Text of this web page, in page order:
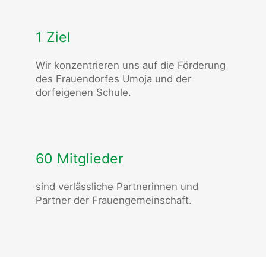
1 Ziel
Wir konzentrieren uns auf die Förderung
des Frauendorfes Umoja und der
dorfeigenen Schule.
60 Mitglieder
sind verlässliche Partnerinnen und
Partner der Frauengemeinschaft.